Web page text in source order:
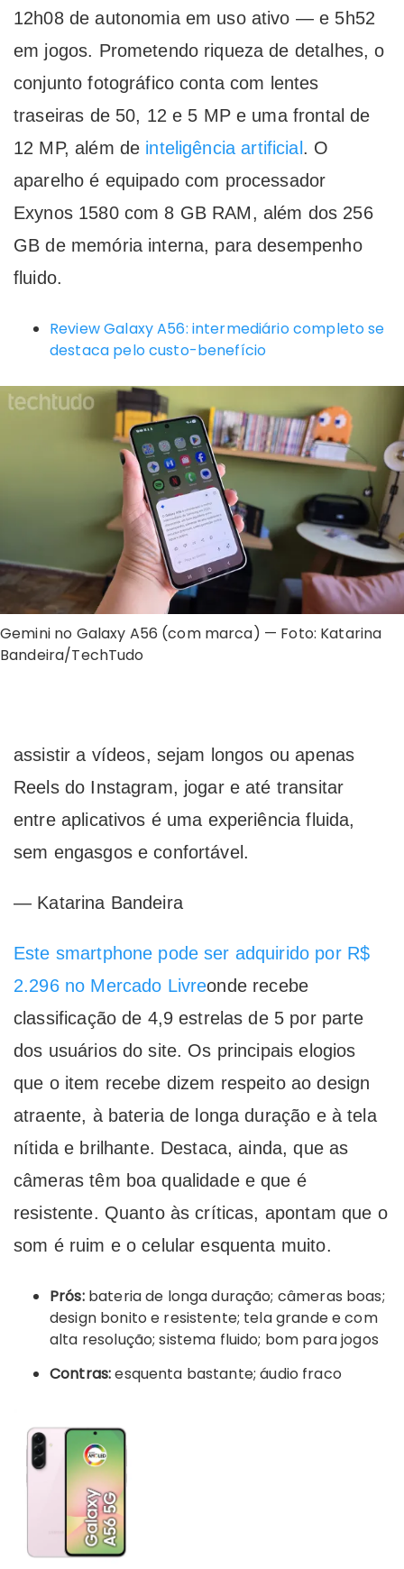
12h08 de autonomia em uso ativo — e 5h52
em jogos. Prometendo riqueza de detalhes, o
conjunto fotográfico conta com lentes
traseiras de 50, 12 e 5 MP e uma frontal de
12 MP, além de inteligência artificial . O
aparelho é equipado com processador
Exynos 1580 com 8 GB RAM, além dos 256
GB de memória interna, para desempenho
fluido.
Review Galaxy A56: intermediário completo se
destaca pelo custo-benefício
Gemini no Galaxy A56 (com marca) — Foto: Katarina
Bandeira/TechTudo
assistir a vídeos, sejam longos ou apenas
Reels do Instagram, jogar e até transitar
entre aplicativos é uma experiência fluida,
sem engasgos e confortável.
— Katarina Bandeira
Este smartphone pode ser adquirido por R$
2.296 no Mercado Livreonde recebe
classificação de 4,9 estrelas de 5 por parte
dos usuários do site. Os principais elogios
que o item recebe dizem respeito ao design
atraente, à bateria de longa duração e à tela
nítida e brilhante. Destaca, ainda, que as
câmeras têm boa qualidade e que é
resistente. Quanto às críticas, apontam que o
som é ruim e o celular esquenta muito.
Prós:bateria de longa duração; câmeras boas;
design bonito e resistente; tela grande e com
alta resolução; sistema fluido; bom para jogos
Contras:esquenta bastante; áudio fraco